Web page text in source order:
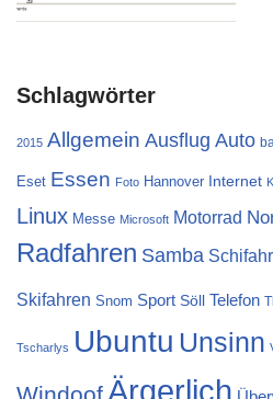
Schlagwörter
2015 Allgemein Ausflug Auto
Eset Essen Foto Hannover Internet
Linux Messe Microsoft Motorrad
Radfahren Samba
Skifahren Snom Sport Söll Telefon
Tscharlys Ubuntu Unsinn
Ärgerlich